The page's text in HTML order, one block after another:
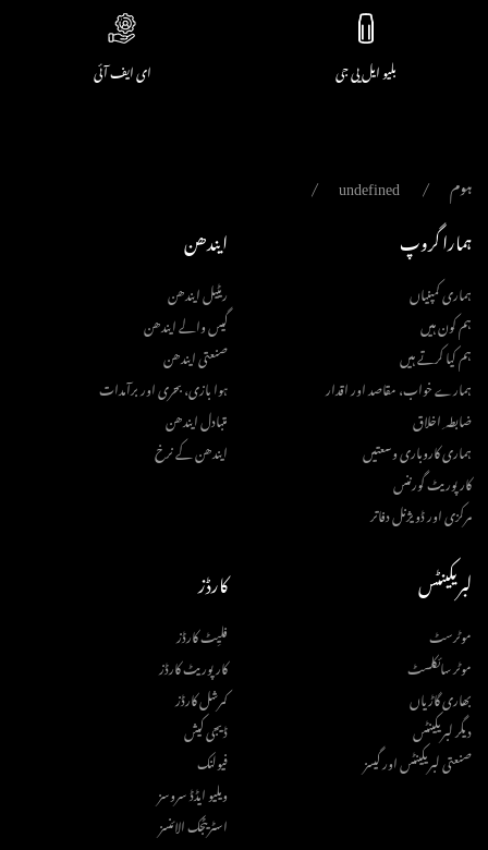
بلیو ایل پی جی ای ایف آئی
ہوم undefined
ہمارا گروپ
ہماری کمپنیاں
ہم کون ہیں
ہم کیا کرتے ہیں
ہمارے خواب، مقاصد اور اقدار
ضابطہ ِ اخلاق
ہماری کاروباری وسعتیں
کارپوریٹ گورننس
مرکزی اور ڈویژنل دفاتر
ایندھن
ریٹیل ایندھن
گیس والے ایندھن
صنعتی ایندھن
ہوا بازی، بحری اور برآمدات
متبادل ایندھن
ایندھن کے نرخ
لبریکینٹس
موٹرسٹ
موٹر سائکلسٹ
بھاری گاڑیاں
دیگر لبریکینٹس
صنعتی لبریکینٹس اور گیسز
کارڈز
فلیِٹ کارڈز
کارپوریٹ کارڈز
کمرشل کارڈز
ڈیجی کیش
فیولنک
ویلیو ایڈڈ سروسز
اسٹریٹجک الائنسز